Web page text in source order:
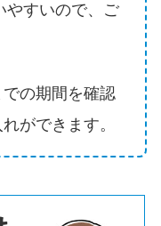
やすいので、ご
の期間を確認
ができます。